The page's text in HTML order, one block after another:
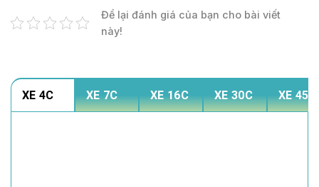
Để lại đánh giá của bạn cho bài viết
này!
XE 4C XE 7C XE 16C XE 30C XE 45C